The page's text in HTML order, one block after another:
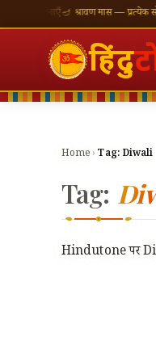
🪔 श्रावण मास — प्रत्येक
Home › Tag:Diwali
Tag:
Hindutone पर